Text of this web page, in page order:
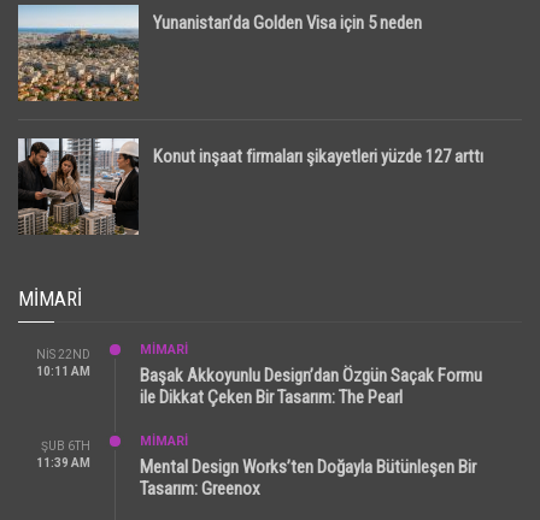
Yunanistan’da Golden Visa için 5 neden
Konut inşaat firmaları şikayetleri yüzde 127 arttı
MIMARI
NIS 22ND
10:11 AM
MİMARİ
Başak Akkoyunlu Design’dan Özgün Saçak Formu
ile Dikkat Çeken Bir Tasarım: The Pearl
ŞUB 6TH
11:39 AM
MİMARİ
Mental Design Works’ten Doğayla Bütünleşen Bir
Tasarım: Greenox